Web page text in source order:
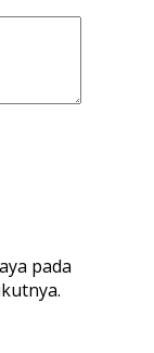
pada